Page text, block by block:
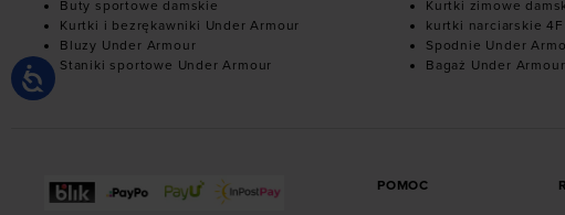
Buty sportowe damskie
Kurtki i bezrękawniki Under Armour
Bluzy Under Armour
Staniki sportowe Under Armour
Kurtki zimowe
kurtki narciarskie 4F
Spodnie Under
Bagaż Under Armour
POMOC